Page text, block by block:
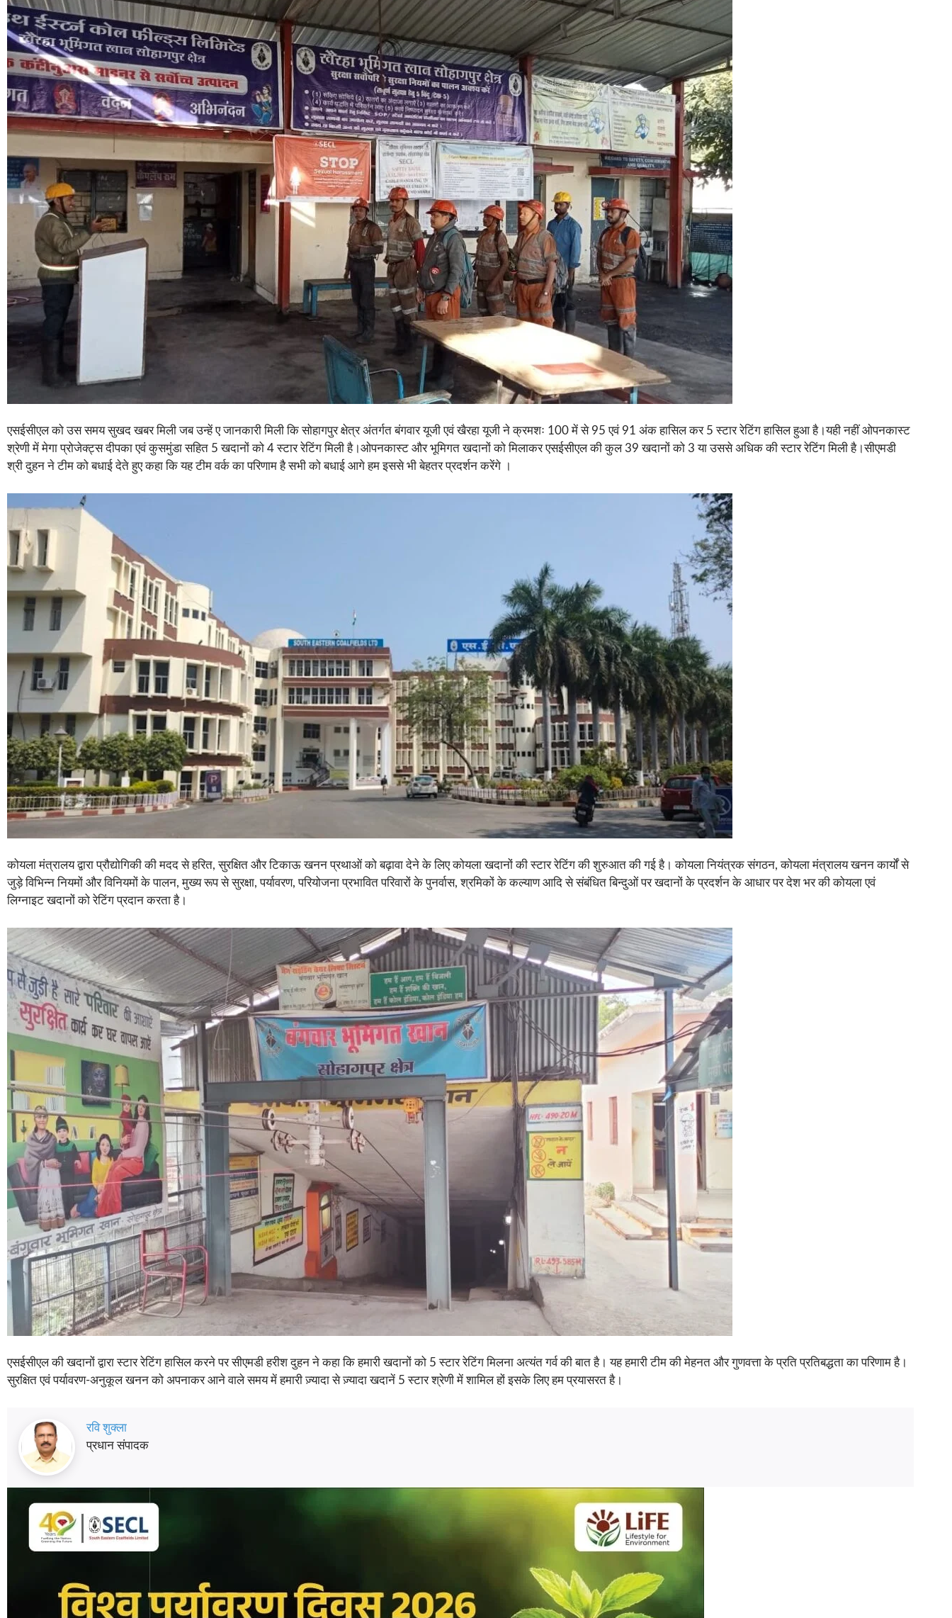
एसईसीएल को उस समय सुखद खबर मिली जब उन्हें ए जानकारी मिली कि सोहागपुर क्षेत्र अंतर्गत बंगवार यूजी एवं खैरहा यूजी ने क्रमशः 100 में से 95 एवं 91 अंक हासिल कर 5 स्टार रेटिंग हासिल हुआ है।यही नहीं ओपनकास्ट
श्रेणी में मेगा प्रोजेक्ट्स दीपका एवं कुसमुंडा सहित 5 खदानों को 4 स्टार रेटिंग मिली है।ओपनकास्ट और भूमिगत खदानों को मिलाकर एसईसीएल की कुल 39 खदानों को 3 या उससे अधिक की स्टार रेटिंग मिली है।सीएमडी
श्री दुहन ने टीम को बधाई देते हुए कहा कि यह टीम वर्क का परिणाम है सभी को बधाई आगे हम इससे भी बेहतर प्रदर्शन करेंगे ।
कोयला मंत्रालय द्वारा प्रौद्योगिकी की मदद से हरित, सुरक्षित और टिकाऊ खनन प्रथाओं को बढ़ावा देने के लिए कोयला खदानों की स्टार रेटिंग की शुरुआत की गई है। कोयला नियंत्रक संगठन, कोयला मंत्रालय खनन कार्यों से
जुड़े विभिन्न नियमों और विनियमों के पालन, मुख्य रूप से सुरक्षा, पर्यावरण, परियोजना प्रभावित परिवारों के पुनर्वास, श्रमिकों के कल्याण आदि से संबंधित बिन्दुओं पर खदानों के प्रदर्शन के आधार पर देश भर की कोयला एवं
लिग्नाइट खदानों को रेटिंग प्रदान करता है।
एसईसीएल की खदानों द्वारा स्टार रेटिंग हासिल करने पर सीएमडी हरीश दुहन ने कहा कि हमारी खदानों को 5 स्टार रेटिंग मिलना अत्यंत गर्व की बात है। यह हमारी टीम की मेहनत और गुणवत्ता के प्रति प्रतिबद्धता का परिणाम है।
सुरक्षित एवं पर्यावरण-अनुकूल खनन को अपनाकर आने वाले समय में हमारी ज़्यादा से ज़्यादा खदानें 5 स्टार श्रेणी में शामिल हों इसके लिए हम प्रयासरत है।
रवि शुक्ला
प्रधान संपादक